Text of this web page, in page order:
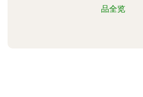
品全览